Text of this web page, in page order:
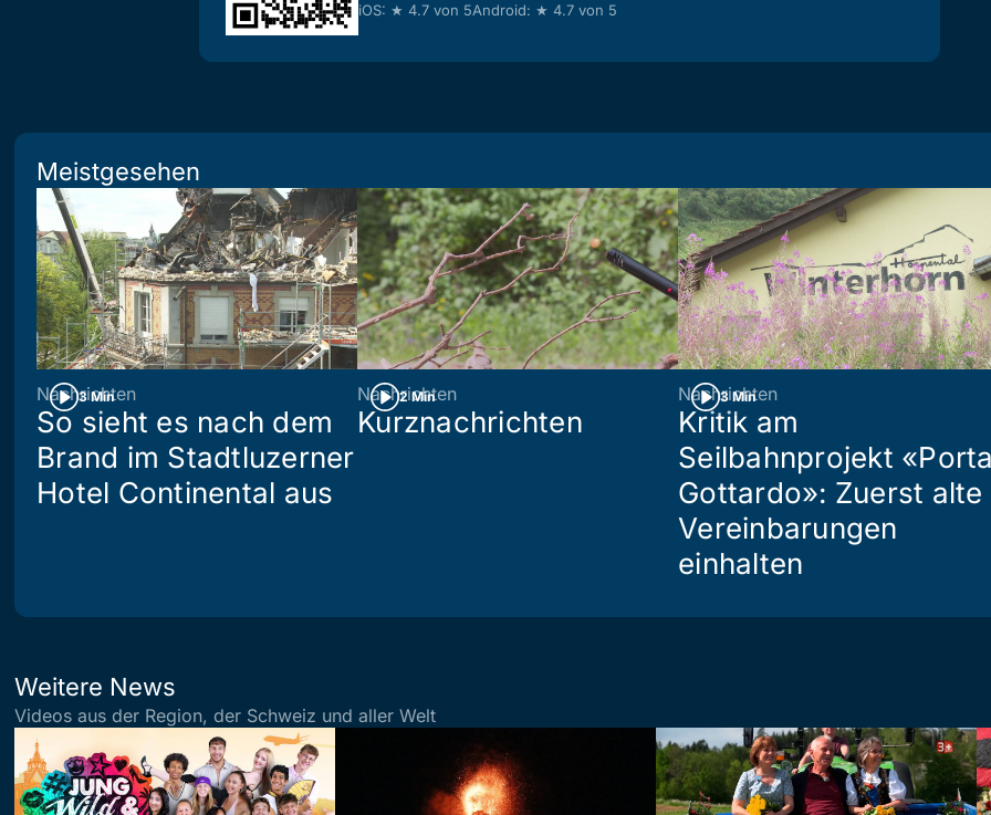
iOS: ★ 4.7 von 5Android: ★ 4.7 von 5
Meistgesehen
3 Min
Nachrichten
So sieht es nach dem
Brand im Stadtluzerner
Hotel Continental aus
2 Min
Nachrichten
Kurznachrichten
3 Min
Nachrichten
Kritik am
Seilbahnprojekt «Porta
Gottardo»: Zuerst alte
Vereinbarungen
einhalten
Weitere News
Videos aus der Region, der Schweiz und aller Welt